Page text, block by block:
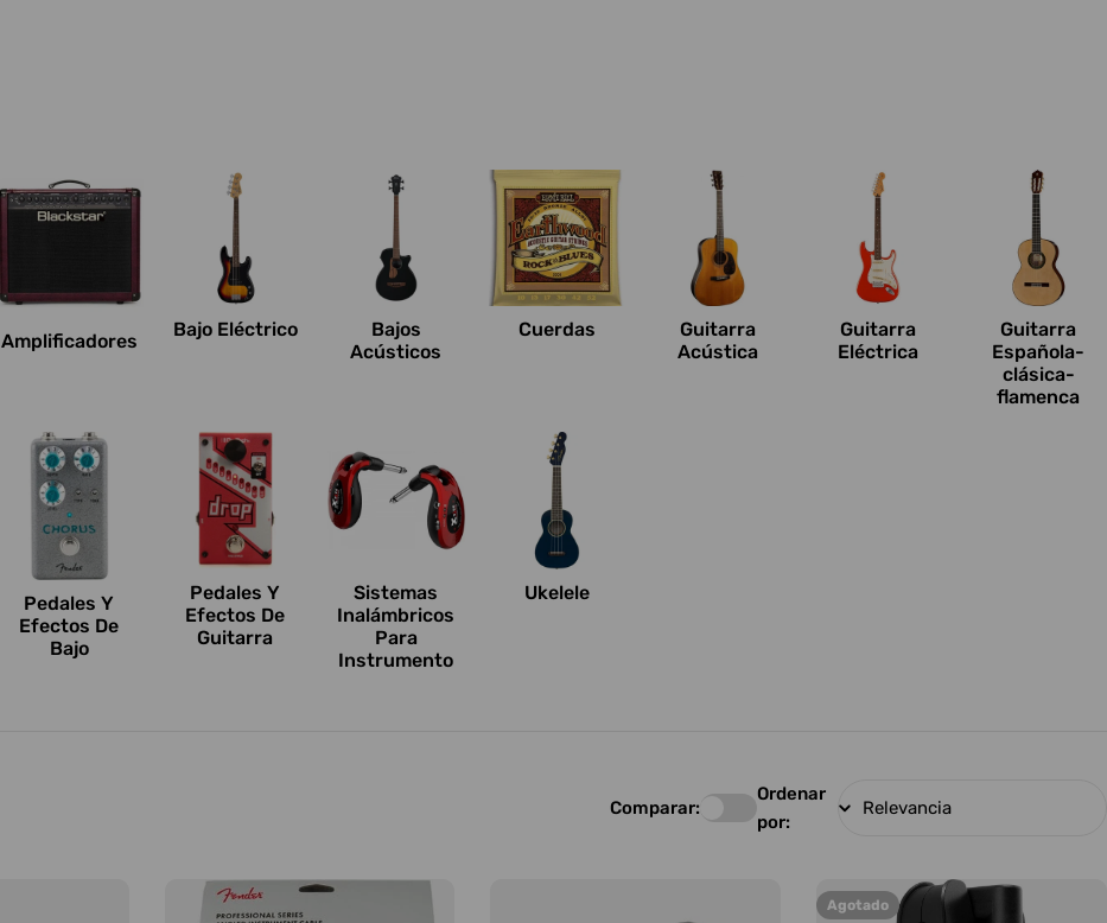
Amplificadores
Bajo Eléctrico
Bajos
Acústicos
Cuerdas
Guitarra
Acústica
Guitarra
Eléctrica
Guitarra
Española-
clásica-
flamenca
Pedales Y
Efectos De
Bajo
Pedales Y
Efectos De
Guitarra
Sistemas
Inalámbricos
Para
Instrumento
Ukelele
Comparar:
Ordenar
por:
Agotado